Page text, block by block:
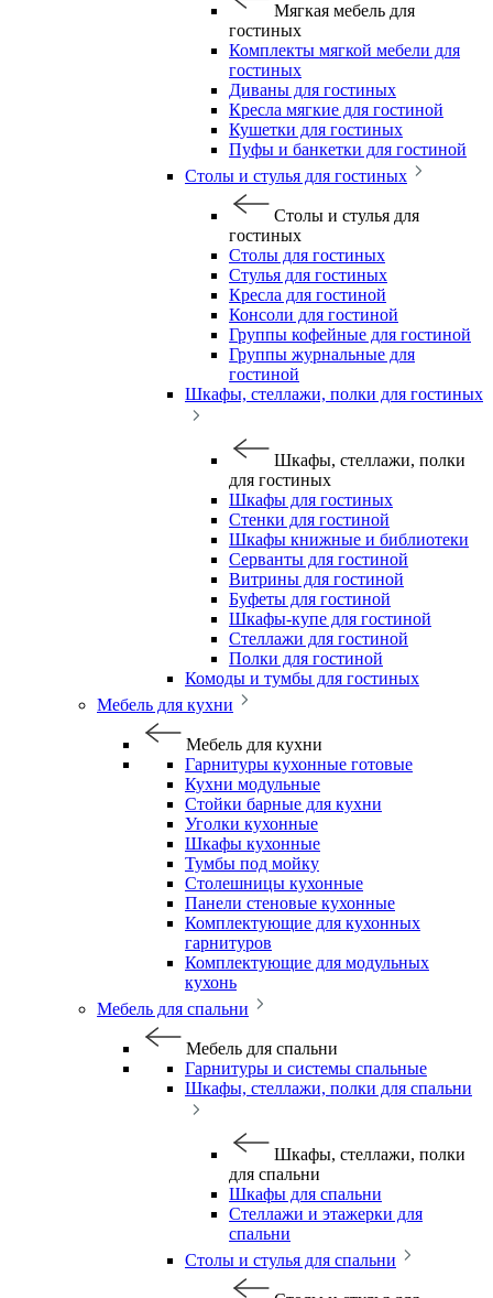
Мягкая мебель для
гостиных
Комплекты мягкой мебели для
гостиных
Диваны для гостиных
Кресла мягкие для гостиной
Кушетки для гостиных
Пуфы и банкетки для гостиной
Столы и стулья для гостиных
Столы и стулья для
гостиных
Столы для гостиных
Стулья для гостиных
Кресла для гостиной
Консоли для гостиной
Группы кофейные для гостиной
Группы журнальные для
гостиной
Шкафы, стеллажи, полки для гостиных
Шкафы, стеллажи, полки
для гостиных
Шкафы для гостиных
Стенки для гостиной
Шкафы книжные и библиотеки
Серванты для гостиной
Витрины для гостиной
Буфеты для гостиной
Шкафы-купе для гостиной
Стеллажи для гостиной
Полки для гостиной
Комоды и тумбы для гостиных
Мебель для кухни
Мебель для кухни
Гарнитуры кухонные готовые
Кухни модульные
Стойки барные для кухни
Уголки кухонные
Шкафы кухонные
Тумбы под мойку
Столешницы кухонные
Панели стеновые кухонные
Комплектующие для кухонных
гарнитуров
Комплектующие для модульных
кухонь
Мебель для спальни
Мебель для спальни
Гарнитуры и системы спальные
Шкафы, стеллажи, полки для спальни
Шкафы, стеллажи, полки
для спальни
Шкафы для спальни
Стеллажи и этажерки для
спальни
Столы и стулья для спальни